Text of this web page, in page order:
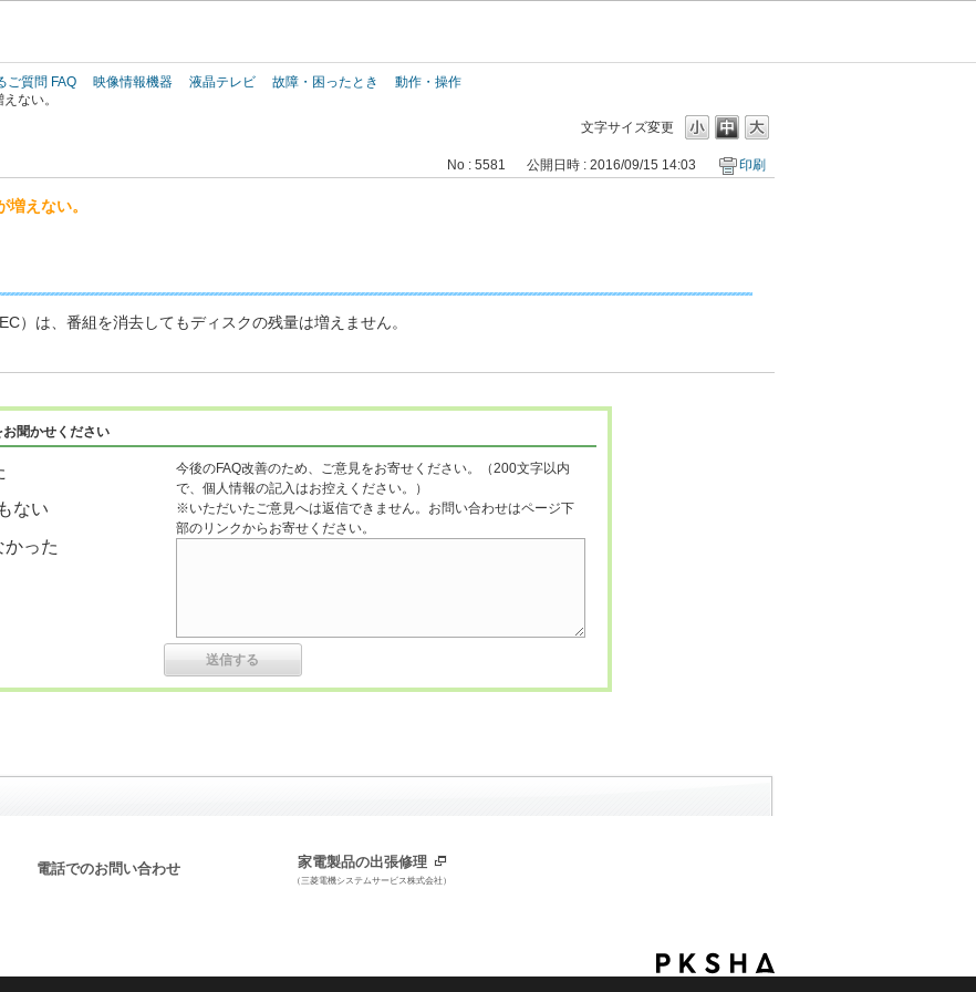
ご質問 FAQ 映像情報機器 液晶テレビ 故障・困ったとき
動作・操作
ない。
文字サイズ変更
No : 5581 公開日時 : 2016/09/15 14:03 印刷
えない。
）は、番組を消去してもディスクの残量は増えません。
聞かせください
ない
かった
今後のFAQ改善のため、ご意見をお寄せください。（200文字以内
で、個人情報の記入はお控えください。）
※いただいたご意見へは返信できません。お問い合わせはページ下
部のリンクからお寄せください。
電話でのお問い合わせ 家電製品の出張修理
（三菱電機システムサービス株式会社）